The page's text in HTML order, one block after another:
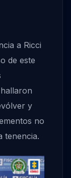
a Ricci
de este
y
no
tenencia.